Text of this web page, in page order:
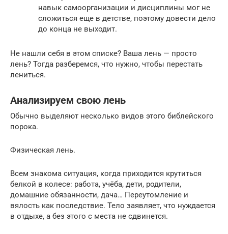
навык самоорганизации и дисциплины мог не
сложиться еще в детстве, поэтому довести дело
до конца не выходит.
Не нашли себя в этом списке? Ваша лень — просто
лень? Тогда разберемся, что нужно, чтобы перестать
лениться.
Анализируем свою лень
Обычно выделяют несколько видов этого библейского
порока.
Физическая лень.
Всем знакома ситуация, когда приходится крутиться
белкой в колесе: работа, учёба, дети, родители,
домашние обязанности, дача… Переутомление и
вялость как последствие. Тело заявляет, что нуждается
в отдыхе, а без этого с места не сдвинется.